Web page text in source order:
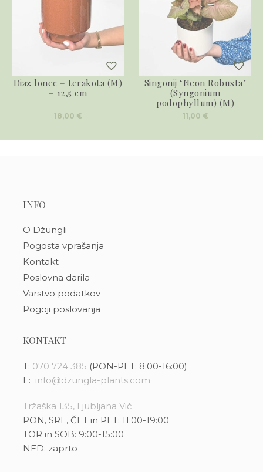
Diaz lonec – terakota (M)
– 12,5 cm
18,00 €
Singonij ‘Neon Robusta’
(Syngonium
podophyllum) (M)
11,00 €
INFO
O Džungli
Pogosta vprašanja
Kontakt
Poslovna darila
Varstvo podatkov
Pogoji poslovanja
KONTAKT
T: 070 724 385 (PON-PET: 8:00-16:00)
E: info@dzungla-plants.com
Tržaška 135, Ljubljana Vič
PON, SRE, ČET in PET: 11:00-19:00
TOR in SOB: 9:00-15:00
NED: zaprto